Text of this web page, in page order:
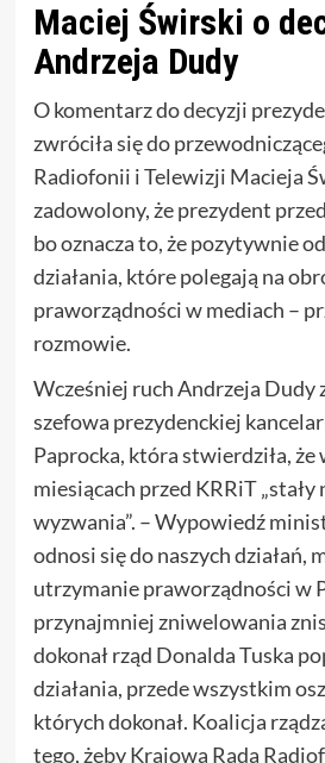
Maciej Świrski o
Andrzeja Dudy
O komentarz do decyzji
zwróciła się do
Radiofonii i Telewizji Macieja
zadowolony, że prezydent
bo oznacza to, że pozytywnie
działania, które polegają na
praworządności w mediach –
rozmowie.
Wcześniej ruch Andrzeja Dudy
szefowa prezydenckiej
Paprocka, która stwierdziła,
miesiącach przed KRRiT
wyzwania”. – Wypowiedź
odnosi się do naszych działań,
utrzymanie praworządności w
przynajmniej zniwelowania
dokonał rząd Donalda Tuska
działania, przede wszystkim
których dokonał. Koalicja
tego, żeby Krajowa Rada